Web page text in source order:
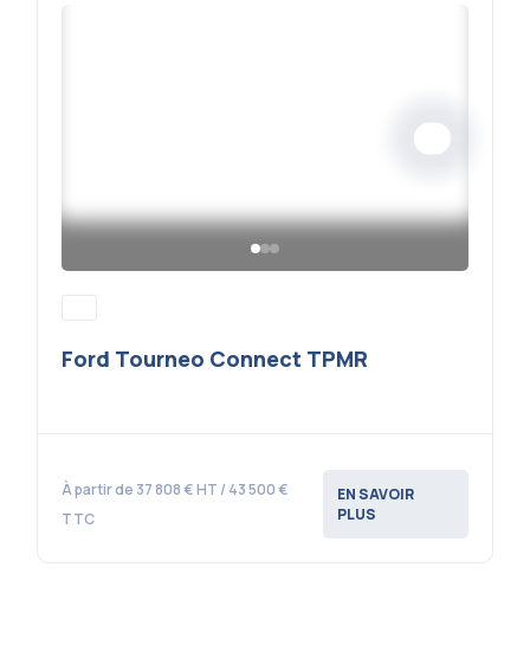
Ford Tourneo Connect TPMR
À partir de 37 808 € HT / 43 500 €
TTC
EN SAVOIR
PLUS